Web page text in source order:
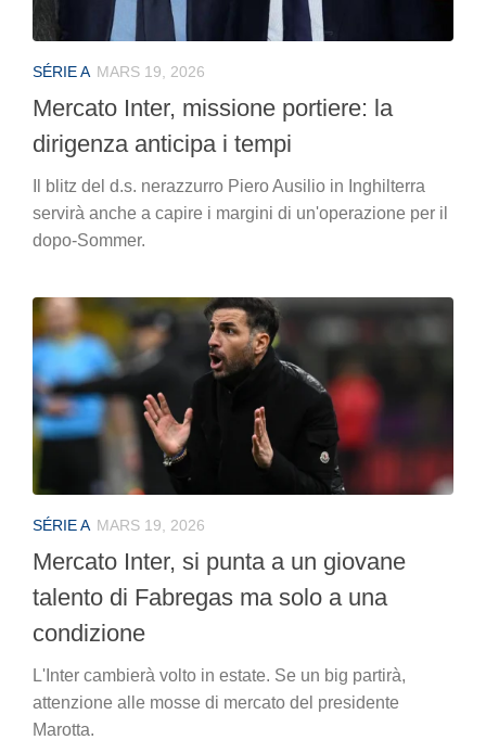
SÉRIE A MARS 19, 2026
Mercato Inter, missione portiere: la
dirigenza anticipa i tempi
Il blitz del d.s. nerazzurro Piero Ausilio in Inghilterra
servirà anche a capire i margini di un'operazione per il
dopo-Sommer.
SÉRIE A MARS 19, 2026
Mercato Inter, si punta a un giovane
talento di Fabregas ma solo a una
condizione
L'Inter cambierà volto in estate. Se un big partirà,
attenzione alle mosse di mercato del presidente
Marotta.